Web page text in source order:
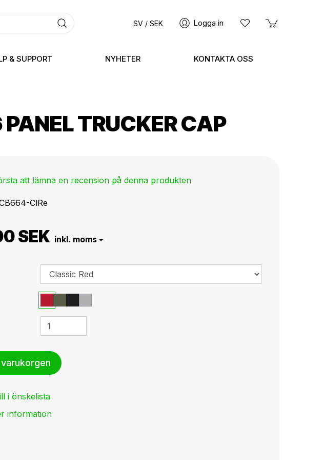
SV / SEK Logga in
& SUPPORT NYHETER KONTAKTA OSS
TRUCKER CAP
att lämna en recension på denna produkten
ClRe
SEK
i önskelista
information